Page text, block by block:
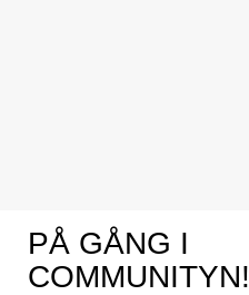
PÅ GÅNG I
COMMUNITYN!